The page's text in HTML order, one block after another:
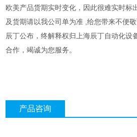
欧美产品货期实时变化，因此很难实时标
及货期请以我公司单为准 ,给您带来不便
辰丁公布，终解释权归上海辰丁自动化设
合作，竭诚为您服务。
产品咨询